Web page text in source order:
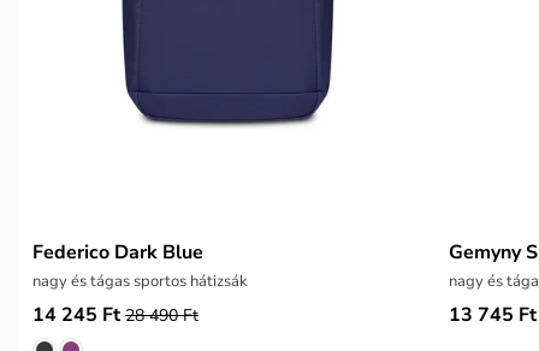
Federico Dark Blue
nagy és tágas sportos hátizsák
14 245 Ft 28 490 Ft
Gemyny
nagy és
13 745 Ft